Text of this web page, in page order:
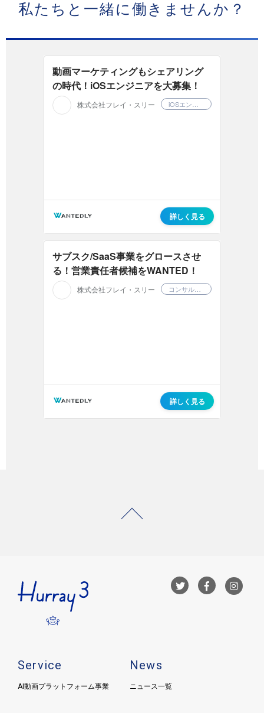
私たちと一緒に働きませんか？
Service
AI動画プラットフォーム事業
News
ニュース一覧